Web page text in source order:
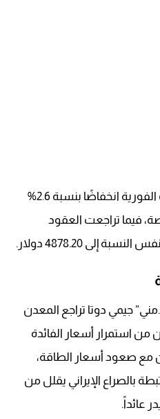
وسجل الذهب في المعاملات الفورية انخفاضًا بنسبة 2.6%
للأونصة، فيما تراجعت العقود
إلى 4878.20 دولار.
جيمي دوتا تراجع المعدن
من استمرار أسعار الفائدة
مع صعود أسعار الطاقة،
بالصراع الإيراني يقلل من
عائداً.